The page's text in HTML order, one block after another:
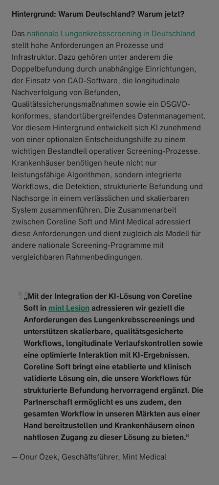
Hintergrund: Warum Deutschland? Warum jetzt?
Das nationale Lungenkrebsscreening in Deutschland
stellt hohe Anforderungen an Prozesse und
Infrastruktur. Dazu gehören unter anderem die
Doppelbefundung durch unabhängige Einrichtungen,
der Einsatz von CAD-Software, die longitudinale
Nachverfolgung von Befunden,
Qualitätssicherungsmaßnahmen sowie ein DSGVO-
konformes, standortübergreifendes Datenmanagement.
Vor diesem Hintergrund entwickelt sich KI zunehmend
von einer optionalen Entscheidungshilfe zu einem
wichtigen Bestandteil operativer Screening-Prozesse.
Krankenhäuser benötigen heute nicht nur
leistungsfähige Algorithmen, sondern integrierte
Workflows, die Detektion, strukturierte Befundung und
Nachsorge in einem verlässlichen und skalierbaren
System zusammenführen. Die Zusammenarbeit
zwischen Coreline Soft und Mint Medical adressiert
diese Anforderungen und dient zugleich als Modell für
andere nationale Screening-Programme mit
vergleichbaren Rahmenbedingungen.
„Mit der Integration der KI-Lösung von Coreline
Soft in mint Lesionadressieren wir gezielt die
Anforderungen des Lungenkrebsscreenings und
unterstützen skalierbare, qualitätsgesicherte
Workflows, longitudinale Verlaufskontrollen sowie
eine optimierte Interaktion mit KI-Ergebnissen.
Coreline Soft bringt eine etablierte und klinisch
validierte Lösung ein, die unsere Workflows für
strukturierte Befundung hervorragend ergänzt. Die
Partnerschaft ermöglicht es uns zudem, den
gesamten Workflow in unseren Märkten aus einer
Hand bereitzustellen und Krankenhäusern einen
nahtlosen Zugang zu dieser Lösung zu bieten.“
— Onur Özek, Geschäftsführer, Mint Medical